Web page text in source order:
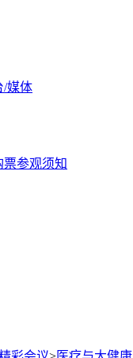
/媒体
票参观须知